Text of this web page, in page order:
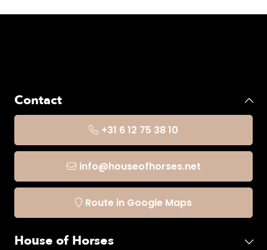
Contact
+31 6 12 75 38 10
info@houseofhorses.net
Route in Google Maps
House of Horses